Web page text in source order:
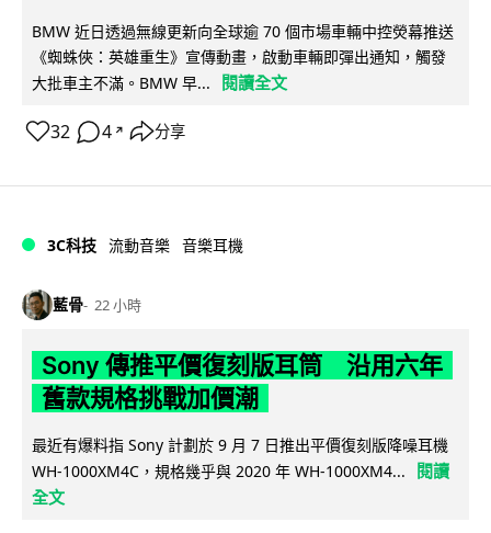
BMW 近日透過無線更新向全球逾 70 個市場車輛中控熒幕推送
《蜘蛛俠：英雄重生》宣傳動畫，啟動車輛即彈出通知，觸發
大批車主不滿。BMW 早...
閱讀全文
32 4 ↗ 分享
3C科技 流動音樂 音樂耳機
藍骨 22 小時
Sony 傳推平價復刻版耳筒 沿用六年
舊款規格挑戰加價潮
最近有爆料指 Sony 計劃於 9 月 7 日推出平價復刻版降噪耳機
WH-1000XM4C，規格幾乎與 2020 年 WH-1000XM4...
閱讀
全文